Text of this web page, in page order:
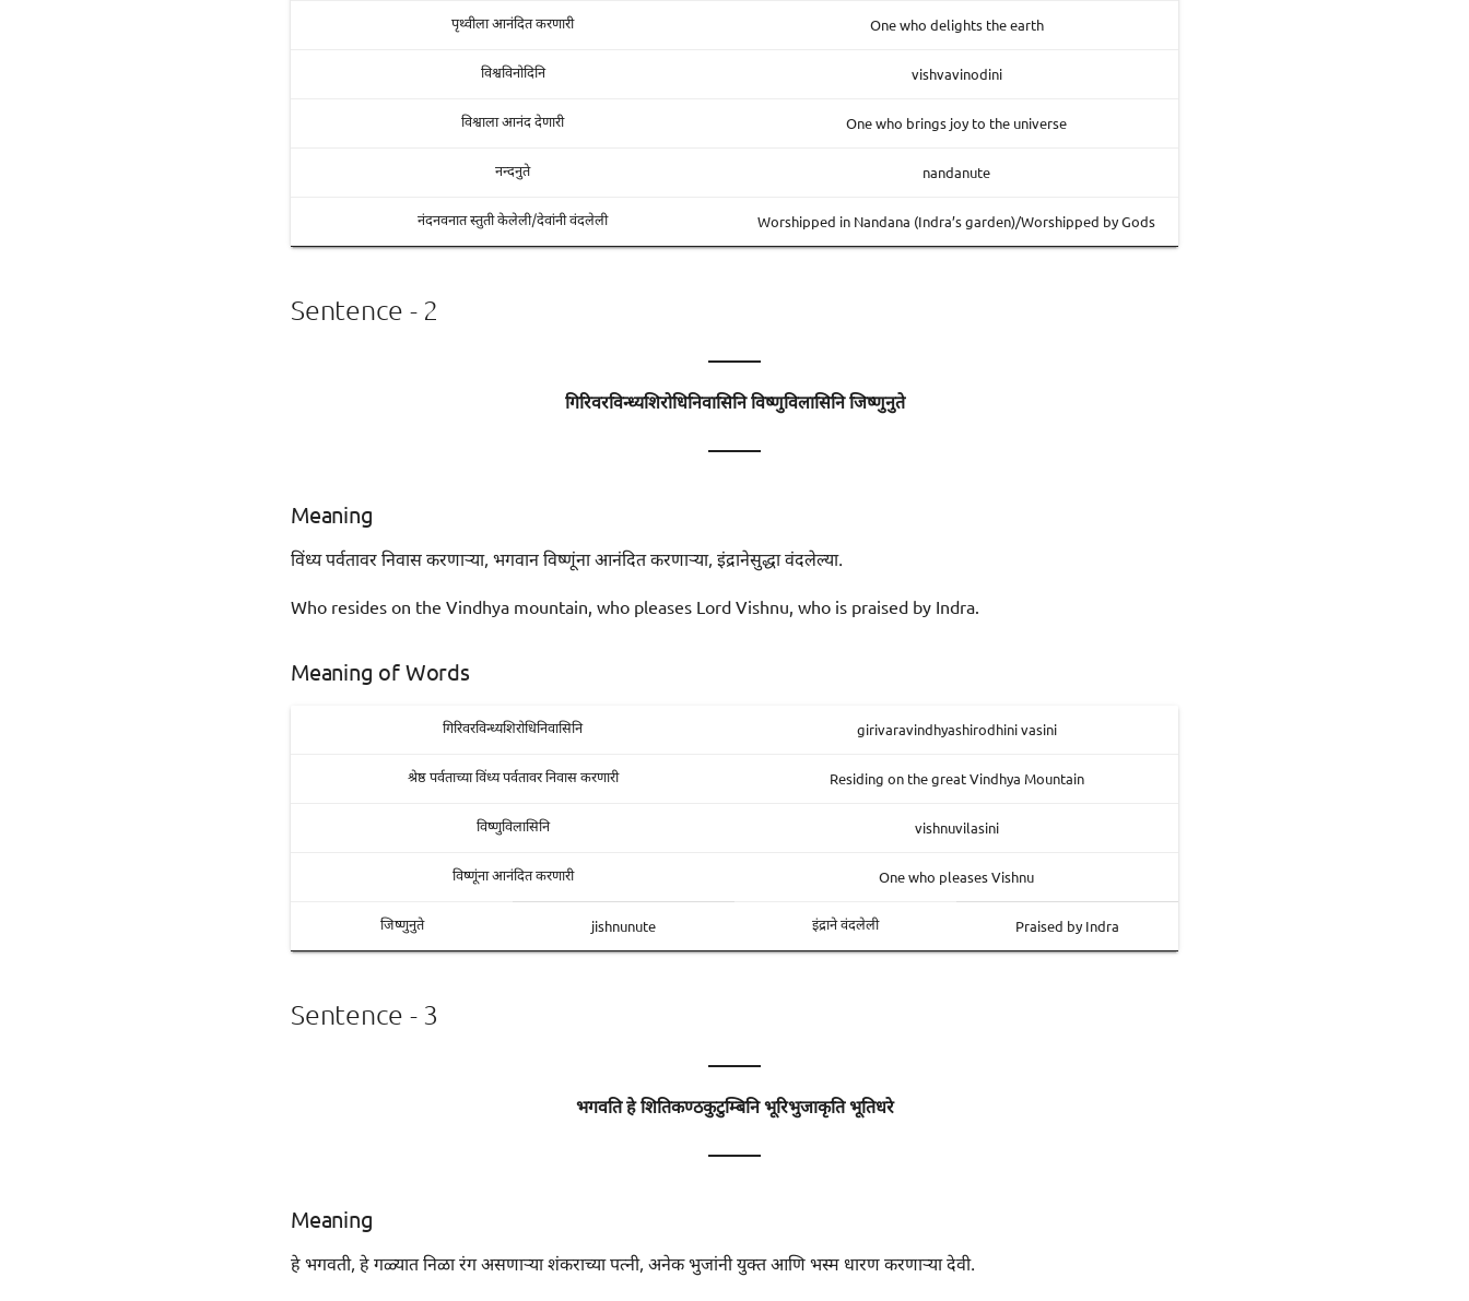
पृथ्वीला आनंदित करणारी One who delights the earth
विश्वविनोदिनि vishvavinodini
विश्वाला आनंद देणारी One who brings joy to the universe
नन्दनुते nandanute
नंदनवनात स्तुती केलेली/देवांनी वंदलेली Worshipped in Nandana (Indra’s garden)/Worshipped by Gods
Sentence - 2
———
गिरिवरविन्ध्यशिरोधिनिवासिनि विष्णुविलासिनि जिष्णुनुते
———
Meaning
विंध्य पर्वतावर निवास करणाऱ्या, भगवान विष्णूंना आनंदित करणाऱ्या, इंद्रानेसुद्धा वंदलेल्या.
Who resides on the Vindhya mountain, who pleases Lord Vishnu, who is praised by Indra.
Meaning of Words
गिरिवरविन्ध्यशिरोधिनिवासिनि girivaravindhyashirodhini vasini
श्रेष्ठ पर्वताच्या विंध्य पर्वतावर निवास करणारी Residing on the great Vindhya Mountain
विष्णुविलासिनि vishnuvilasini
विष्णूंना आनंदित करणारी One who pleases Vishnu
जिष्णुनुते jishnunute इंद्राने वंदलेली Praised by Indra
Sentence - 3
———
भगवति हे शितिकण्ठकुटुम्बिनि भूरिभुजाकृति भूतिधरे
———
Meaning
हे भगवती, हे गळ्यात निळा रंग असणाऱ्या शंकराच्या पत्नी, अनेक भुजांनी युक्त आणि भस्म धारण करणाऱ्या देवी.